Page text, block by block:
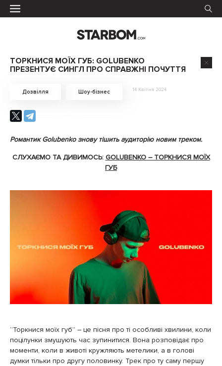
ТОРКНИСЯ МОЇХ ГУБ: GOLUBENKO
ПРЕЗЕНТУЄ СИНГЛ ПРО СПРАВЖНІ ПОЧУТТЯ
Дозвілля Шоу-бізнес 14 Квітня 2024
Романтик Golubenko знову тішить аудиторію новим треком.
СЛУХАЄМО ТА ДИВИМОСЬ: GOLUBENKO – ТОРКНИСЯ МОЇХ
ГУБ
“Торкнися моїх губ” – це пісня про ті особливі хвилини, коли
поцілунки змушують час зупинитися. Вона розповідає про
моменти, коли в животі кружляють метелики, а в голові
думки тільки про другу половинку. Трек про ту саму першу